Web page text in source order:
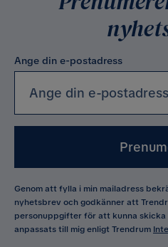
Ange din e-postadress
Genom att fylla i min mailadress
nyhetsbrev och godkänner att
personuppgifter för att kunna
anpassats till mig enligt Trendrum